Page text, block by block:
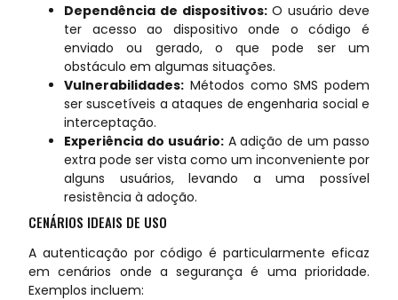
Dependência de dispositivos:O usuário deve
ter acesso ao dispositivo onde o código é
enviado ou gerado, o que pode ser um
obstáculo em algumas situações.
Vulnerabilidades: Métodos como SMS podem
ser suscetíveis a ataques de engenharia social e
interceptação.
Experiência do usuário:A adição de um passo
extra pode ser vista como um inconveniente por
alguns usuários, levando a uma possível
resistência à adoção.
CENÁRIOS IDEAIS DE USO
A autenticação por código é particularmente eficaz
em cenários onde a segurança é uma prioridade.
Exemplos incluem: